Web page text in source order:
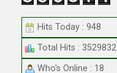
Hits Today : 948
Total Hits : 3529832
Who's Online : 18